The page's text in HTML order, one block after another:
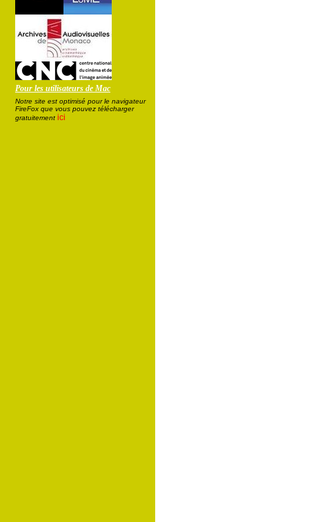
Pour les utilisateurs de Mac
Notre site est optimisé pour le navigateur
FireFox que vous pouvez télécharger
gratuitement ici